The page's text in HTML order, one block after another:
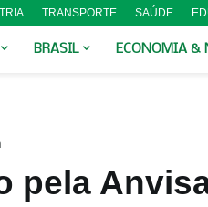
TRANSPORTE SAÚDE
BRASIL ECONOMIA &
pela